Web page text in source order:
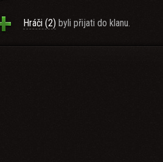
Hráči (2) byli přijati do klanu.